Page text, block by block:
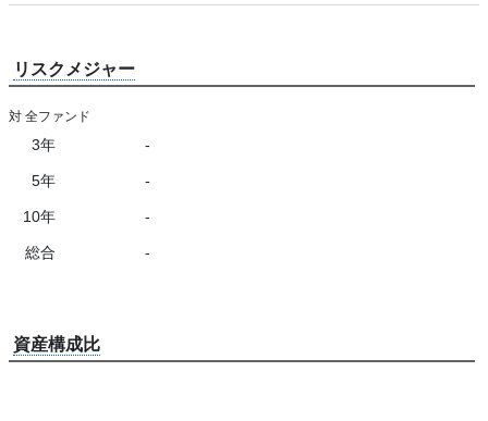
リスクメジャー
対 全ファンド
3年 -
5年 -
10年 -
総合 -
資産構成比